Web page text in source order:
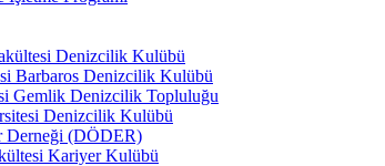
Denizcilik Kulübü
Barbaros Denizcilik Kulübü
Gemlik Denizcilik Topluluğu
Denizcilik Kulübü
Derneği (DÖDER)
Kariyer Kulübü